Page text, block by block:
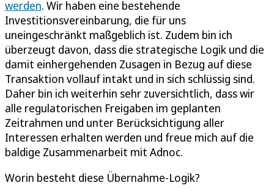
werden. Wir haben eine bestehende
Investitionsvereinbarung, die für uns
uneingeschränkt maßgeblich ist. Zudem bin ich
überzeugt davon, dass die strategische Logik und die
damit einhergehenden Zusagen in Bezug auf diese
Transaktion vollauf intakt und in sich schlüssig sind.
Daher bin ich weiterhin sehr zuversichtlich, dass wir
alle regulatorischen Freigaben im geplanten
Zeitrahmen und unter Berücksichtigung aller
Interessen erhalten werden und freue mich auf die
baldige Zusammenarbeit mit Adnoc.
Worin besteht diese Übernahme-Logik?